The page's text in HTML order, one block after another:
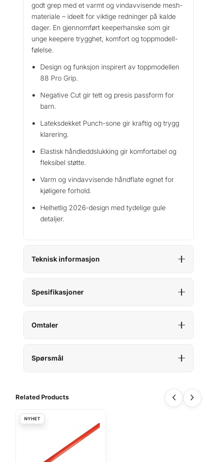
godt grep med et varmt og vindavvisende mesh-
materiale – ideelt for viktige redninger på kalde
dager. En gjennomført keeperhanske som gir
unge keepere trygghet, komfort og toppmodell-
følelse.
Design og funksjon inspirert av toppmodellen
88 Pro Grip.
Negative Cut gir tett og presis passform for
barn.
Lateksdekket Punch-sone gir kraftig og trygg
klarering.
Elastisk håndleddslukking gir komfortabel og
fleksibel støtte.
Varm og vindavvisende håndflate egnet for
kjøligere forhold.
Helhetlig 2026-design med tydelige gule
detaljer.
Teknisk informasjon
Spesifikasjoner
Omtaler
Spørsmål
Related Products